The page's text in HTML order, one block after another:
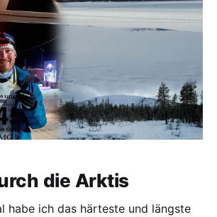
die Arktis
habe ich das härteste und längste